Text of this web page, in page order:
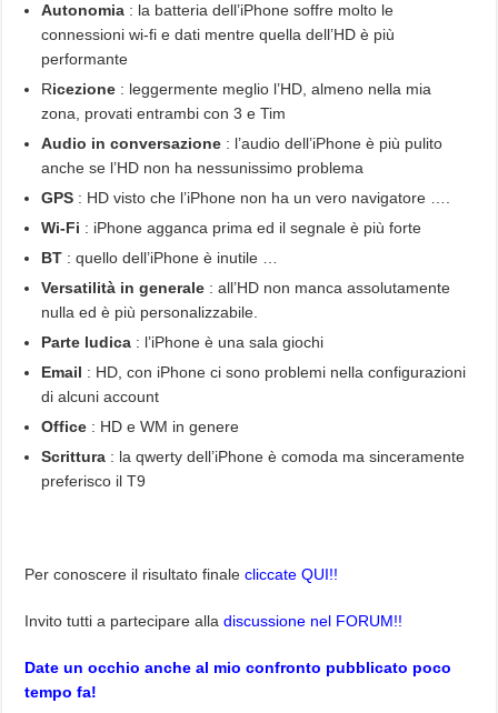
Autonomia : la batteria dell’iPhone soffre molto le
connessioni wi-fi e dati mentre quella dell’HD è più
performante
Ricezione : leggermente meglio l’HD, almeno nella mia
zona, provati entrambi con 3 e Tim
Audio in conversazione : l’audio dell’iPhone è più pulito
anche se l’HD non ha nessunissimo problema
GPS : HD visto che l’iPhone non ha un vero navigatore ….
Wi-Fi : iPhone agganca prima ed il segnale è più forte
BT : quello dell’iPhone è inutile …
Versatilità in generale : all’HD non manca assolutamente
nulla ed è più personalizzabile.
Parte ludica : l’iPhone è una sala giochi
Email : HD, con iPhone ci sono problemi nella configurazioni
di alcuni account
Office : HD e WM in genere
Scrittura : la qwerty dell’iPhone è comoda ma sinceramente
preferisco il T9
Per conoscere il risultato finalecliccate QUI!!
Invito tutti a partecipare alladiscussione nel FORUM!!
Date un occhio anche al mio confronto pubblicato poco
tempo fa!